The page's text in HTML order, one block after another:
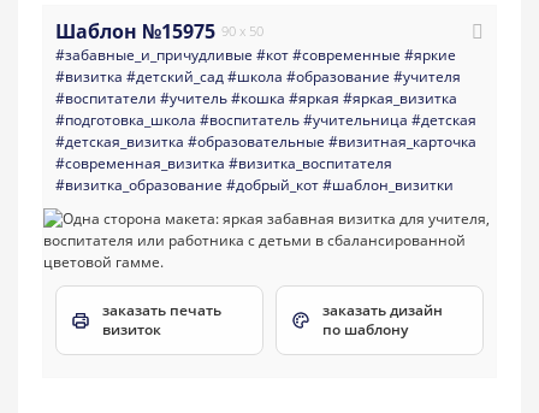
Шаблон №15975 90 x 50
#забавные_и_причудливые #кот#современные #яркие
#визитка #детский_сад#школа #образование #учителя
#воспитатели #учитель#кошка #яркая #яркая_визитка
#подготовка_школа #воспитатель#учительница #детская
#детская_визитка #образовательные #визитная_карточка
#современная_визитка #визитка_воспитателя
#визитка_образование #добрый_кот#шаблон_визитки
заказать печать
визиток
заказать дизайн
по шаблону